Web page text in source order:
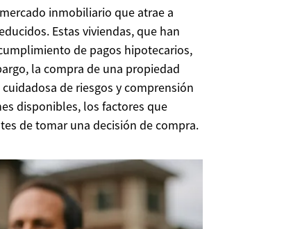
inmobiliario que atrae a
Estas viviendas, que han
de pagos hipotecarios,
la compra de una propiedad
de riesgos y comprensión
disponibles, los factores que
de tomar una decisión de compra.